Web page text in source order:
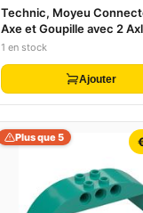
Technic, Moyeu
Axe et Goupille avec 2
Perpendiculaires
1 en stock
Ajouter
Plus que 5